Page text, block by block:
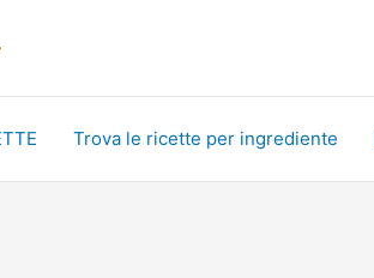
Trova le ricette per ingrediente